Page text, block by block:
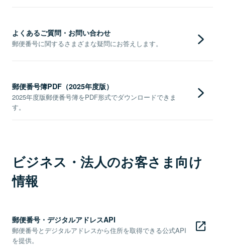
よくあるご質問・お問い合わせ
郵便番号に関するさまざまな疑問にお答えします。
郵便番号簿PDF（2025年度版）
2025年度版郵便番号簿をPDF形式でダウンロードできま
す。
ビジネス・法人のお客さま向け
情報
郵便番号・デジタルアドレスAPI
郵便番号とデジタルアドレスから住所を取得できる公式API
を提供。